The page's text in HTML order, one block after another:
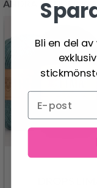
ANDRA KUNDER
Bli en del